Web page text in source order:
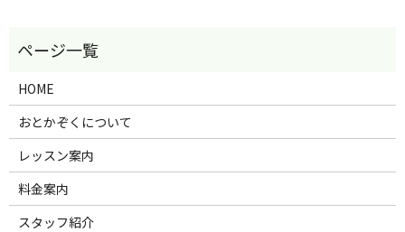
HOME
おとかぞくについて
レッスン案内
料金案内
スタッフ紹介